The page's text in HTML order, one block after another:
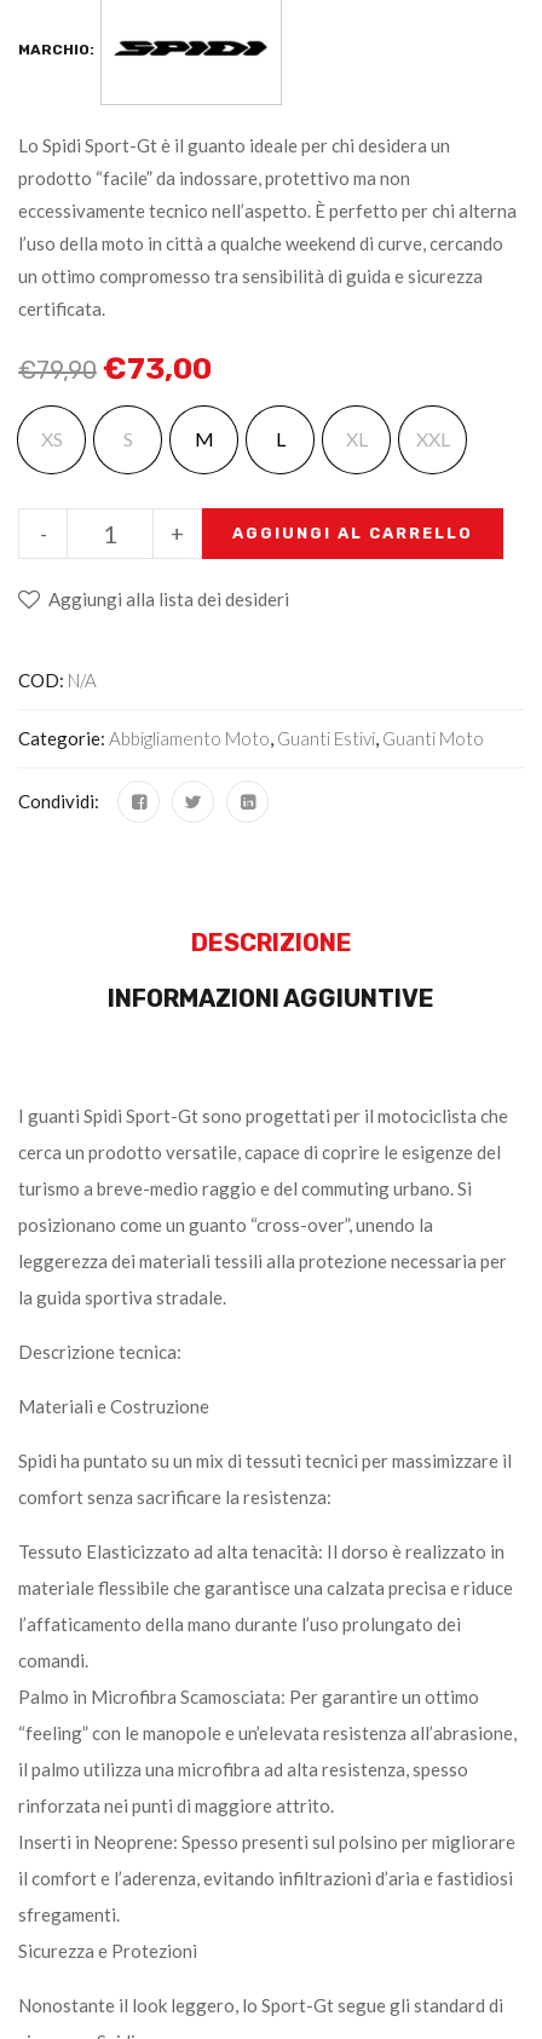
MARCHIO:
Lo Spidi Sport-Gt è il guanto ideale per chi desidera un
prodotto “facile” da indossare, protettivo ma non
eccessivamente tecnico nell’aspetto. È perfetto per chi alterna
l’uso della moto in città a qualche weekend di curve, cercando
un ottimo compromesso tra sensibilità di guida e sicurezza
certificata.
€79,90 €73,00
XS S M L XL XXL
+
- AGGIUNGI AL CARRELLO
Aggiungi alla lista dei desideri
COD: N/A
Categorie: Abbigliamento Moto, Guanti Estivi, Guanti Moto
Condividi:
DESCRIZIONE
INFORMAZIONI AGGIUNTIVE
I guanti Spidi Sport-Gt sono progettati per il motociclista che
cerca un prodotto versatile, capace di coprire le esigenze del
turismo a breve-medio raggio e del commuting urbano. Si
posizionano come un guanto “cross-over”, unendo la
leggerezza dei materiali tessili alla protezione necessaria per
la guida sportiva stradale.
Descrizione tecnica:
Materiali e Costruzione
Spidi ha puntato su un mix di tessuti tecnici per massimizzare il
comfort senza sacrificare la resistenza:
Tessuto Elasticizzato ad alta tenacità: Il dorso è realizzato in
materiale flessibile che garantisce una calzata precisa e riduce
l’affaticamento della mano durante l’uso prolungato dei
comandi.
Palmo in Microfibra Scamosciata: Per garantire un ottimo
“feeling” con le manopole e un’elevata resistenza all’abrasione,
il palmo utilizza una microfibra ad alta resistenza, spesso
rinforzata nei punti di maggiore attrito.
Inserti in Neoprene: Spesso presenti sul polsino per migliorare
il comfort e l’aderenza, evitando infiltrazioni d’aria e fastidiosi
sfregamenti.
Sicurezza e Protezioni
Nonostante il look leggero, lo Sport-Gt segue gli standard di